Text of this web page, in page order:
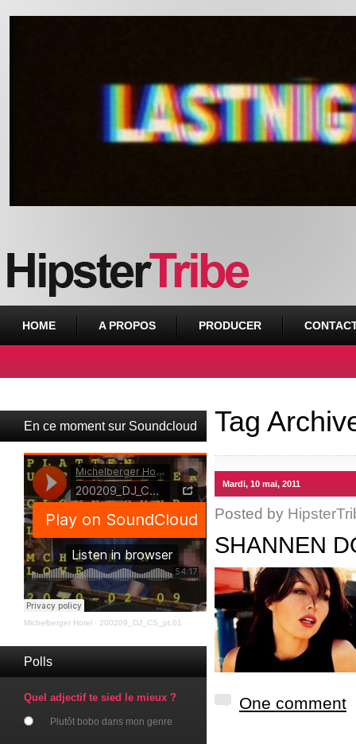
HOME A PROPOS PRODUCER
En ce moment sur Soundcloud
Michelberger Hotel · 200209_DJ_CS_pt.01
Polls
Quel adjectif te sied le mieux ?
Plutôt bobo dans mon genre
Tag
Mardi, 10 mai, 2011
Posted by
SHANNEN
One comment